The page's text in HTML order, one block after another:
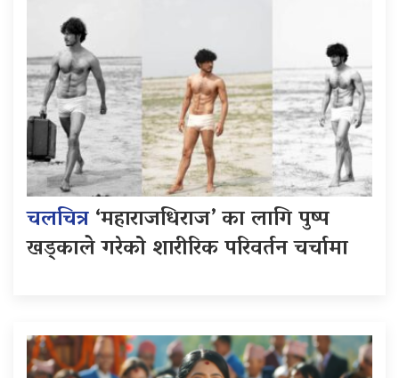
चलचित्र‘महाराजधिराज’ का लागि पुष्प
खड्काले गरेको शारीरिक परिवर्तन चर्चामा